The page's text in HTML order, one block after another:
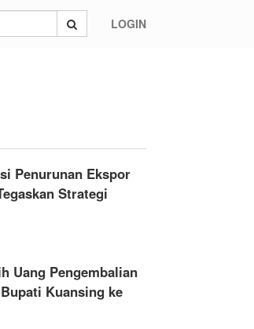
LOGIN
Penurunan Ekspor
Strategi
Uang Pengembalian
Kuansing ke